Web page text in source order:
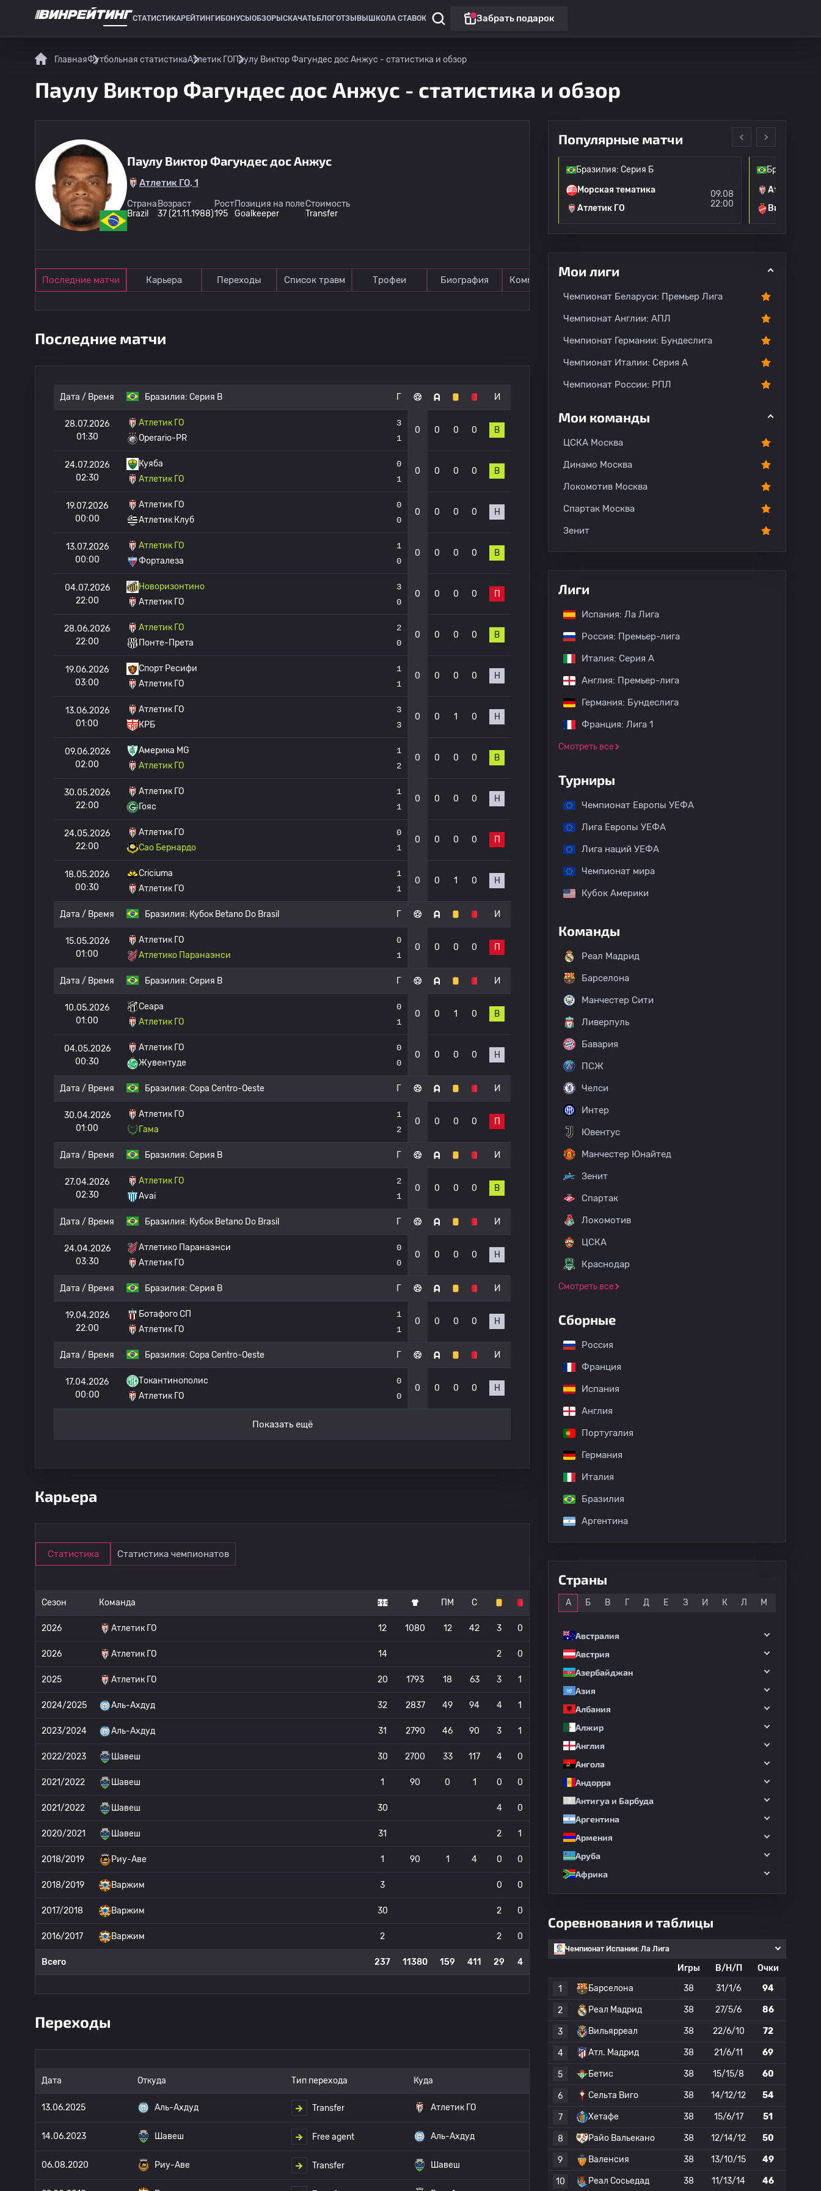
СТАТИСТИКАРЕЙТИНГИ БОНУСЫ ОБЗОРЫ СКАЧАТЬ БЛОГОТЗЫВЫ ШКОЛА СТАВОК Забрать подарок
ГлавнаяФутбольная статистикаАтлетик ГОПаулу Виктор Фагундес дос Анжус - статистика и обзор
Паулу Виктор Фагундес дос Анжус - статистика и обзор
Паулу Виктор Фагундес дос Анжус
Атлетик ГО, 1
Страна
Brazil
Возраст
37 (21.11.1988)
Рост
195
Позиция на поле
Goalkeeper
Стоимость
Transfer
Последние матчи Карьера Переходы Список травм Трофеи Биография Комментарии
Последние матчи
Дата / Время Бразилия: Серия B Г И
28.07.2026
01:30
Атлетик ГО
Operario-PR
3
1
0 0 0 0 В
24.07.2026
02:30
Куяба
Атлетик ГО
0
1
0 0 0 0 В
19.07.2026
00:00
Атлетик ГО
Атлетик Клуб
0
0
0 0 0 0 Н
13.07.2026
00:00
Атлетик ГО
Форталеза
1
0
0 0 0 0 В
04.07.2026
22:00
Новоризонтино
Атлетик ГО
3
0
0 0 0 0 П
28.06.2026
22:00
Атлетик ГО
Понте-Прета
2
0
0 0 0 0 В
19.06.2026
03:00
Спорт Ресифи
Атлетик ГО
1
1
0 0 0 0 Н
13.06.2026
01:00
Атлетик ГО
КРБ
3
3
0 0 1 0 Н
09.06.2026
02:00
Америка MG
Атлетик ГО
1
2
0 0 0 0 В
30.05.2026
22:00
Атлетик ГО
Гояс
1
1
0 0 0 0 Н
24.05.2026
22:00
Атлетик ГО
Сао Бернардо
0
1
0 0 0 0 П
18.05.2026
00:30
Criciuma
Атлетик ГО
1
1
0 0 1 0 Н
Дата / Время Бразилия: Кубок Betano Do Brasil Г И
15.05.2026
01:00
Атлетик ГО
Атлетико Паранаэнси
0
1
0 0 0 0 П
Дата / Время Бразилия: Серия B Г И
10.05.2026
01:00
Сеара
Атлетик ГО
0
1
0 0 1 0 В
04.05.2026
00:30
Атлетик ГО
Жувентуде
0
0
0 0 0 0 Н
Дата / Время Бразилия: Copa Centro-Oeste Г И
30.04.2026
01:00
Атлетик ГО
Гама
1
2
0 0 0 0 П
Дата / Время Бразилия: Серия B Г И
27.04.2026
02:30
Атлетик ГО
Avai
2
1
0 0 0 0 В
Дата / Время Бразилия: Кубок Betano Do Brasil Г И
24.04.2026
03:30
Атлетико Паранаэнси
Атлетик ГО
0
0
0 0 0 0 Н
Дата / Время Бразилия: Серия B Г И
19.04.2026
22:00
Ботафого СП
Атлетик ГО
1
1
0 0 0 0 Н
Дата / Время Бразилия: Copa Centro-Oeste Г И
17.04.2026
00:00
Токантинополис
Атлетик ГО
0
0
0 0 0 0 Н
Показать ещё
Карьера
Статистика Статистика чемпионатов
Сезон Команда ПМ С
2026 Атлетик ГО 12 1080 12 42 3 0
2026 Атлетик ГО 14 2 0
2025 Атлетик ГО 20 1793 18 63 3 1
2024/2025 Аль-Ахдуд 32 2837 49 94 4 1
2023/2024 Аль-Ахдуд 31 2790 46 90 3 1
2022/2023 Шавеш 30 2700 33 117 4 0
2021/2022 Шавеш 1 90 0 1 0 0
2021/2022 Шавеш 30 4 0
2020/2021 Шавеш 31 2 1
2018/2019 Риу-Аве 1 90 1 4 0 0
2018/2019 Варжим 3 0 0
2017/2018 Варжим 30 2 0
2016/2017 Варжим 2 2 0
Всего 237 11380 159 411 29 4
Переходы
Дата Откуда Тип перехода Куда
13.06.2025 Аль-Ахдуд Transfer Атлетик ГО
14.06.2023 Шавеш Free agent Аль-Ахдуд
06.08.2020 Риу-Аве Transfer Шавеш
Популярные матчи
Бразилия: Серия Б
Морская тематика
Атлетик ГО
09.08
22:00
Бразилия:
Атлетик ГО
Вила Нова
Мои лиги
Чемпионат Беларуси: Премьер Лига
Чемпионат Англии: АПЛ
Чемпионат Германии: Бундеслига
Чемпионат Италии: Серия А
Чемпионат России: РПЛ
Мои команды
ЦСКА Москва
Динамо Москва
Локомотив Москва
Спартак Москва
Зенит
Лиги
Испания: Ла Лига
Россия: Премьер-лига
Италия: Серия А
Англия: Премьер-лига
Германия: Бундеслига
Франция: Лига 1
Смотреть все
Турниры
Чемпионат Европы УЕФА
Лига Европы УЕФА
Лига наций УЕФА
Чемпионат мира
Кубок Америки
Команды
Реал Мадрид
Барселона
Манчестер Сити
Ливерпуль
Бавария
ПСЖ
Челси
Интер
Ювентус
Манчестер Юнайтед
Зенит
Спартак
Локомотив
ЦСКА
Краснодар
Смотреть все
Сборные
Россия
Франция
Испания
Англия
Португалия
Германия
Италия
Бразилия
Аргентина
Страны
А Б В Г Д Е З И К Л М
Австралия
Австрия
Азербайджан
Азия
Албания
Алжир
Англия
Ангола
Андорра
Антигуа и Барбуда
Аргентина
Армения
Аруба
Африка
Соревнования и таблицы
Чемпионат Испании: Ла Лига
Игры В/Н/П
Очки
1
Барселона 38 31/1/6 94
2 Реал Мадрид 38 27/5/6 86
3 Вильярреал 38 22/6/10 72
4 Атл. Мадрид 38 21/6/11 69
5 Бетис 38 15/15/8 60
6 Сельта Виго 38 14/12/12 54
7 Хетафе 38 15/6/17 51
8 Райо Вальекано 38 12/14/12 50
9 Валенсия 38 13/10/15 49
10 Реал Сосьедад 38 11/13/14 46